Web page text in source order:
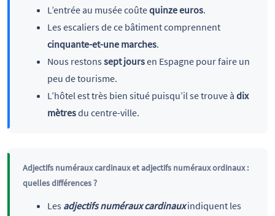
L’entrée au musée coûtequinzeeuros.
Les escaliers de ce bâtiment comprennent
cinquante-et-une marches.
Nous restons sept joursen Espagne pour faire un
peu de tourisme.
L’hôtel est très bien situé puisqu’il se trouve à dix
mètresdu centre-ville.
Adjectifs numéraux cardinaux et adjectifs numéraux ordinaux :
quelles différences ?
Les adjectifs numéraux cardinauxindiquent les